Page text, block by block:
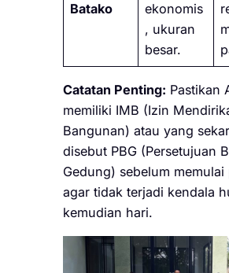
Batako
ekonomis
, ukuran
besar.
Catatan Penting: Pastikan
memiliki IMB (Izin
Bangunan) atau yang
disebut PBG (Persetujuan
Gedung) sebelum memulai
agar tidak terjadi kendala
kemudian hari.